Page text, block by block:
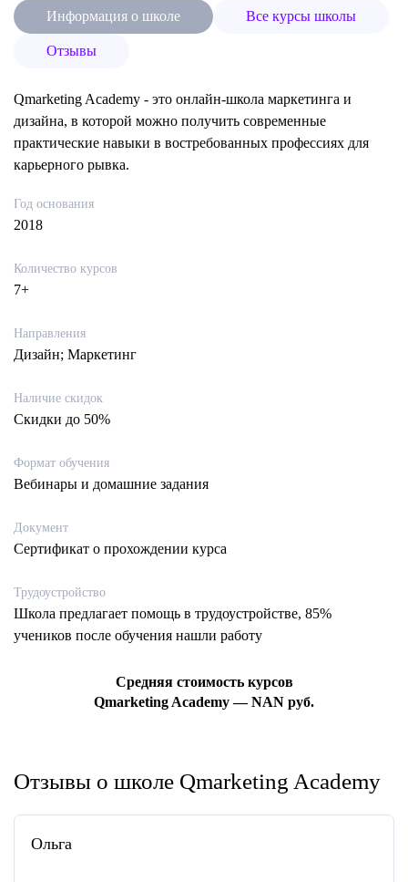
Информация о школе Все курсы школы
Отзывы
Qmarketing Academy - это онлайн-школа маркетинга и
дизайна, в которой можно получить современные
практические навыки в востребованных профессиях для
карьерного рывка.
Год основания
2018
Количество курсов
7+
Направления
Дизайн; Маркетинг
Наличие скидок
Скидки до 50%
Формат обучения
Вебинары и домашние задания
Документ
Сертификат о прохождении курса
Трудоустройство
Школа предлагает помощь в трудоустройстве, 85%
учеников после обучения нашли работу
Средняя стоимость курсов
Qmarketing Academy — NAN руб.
Отзывы о школе Qmarketing Academy
Ольга